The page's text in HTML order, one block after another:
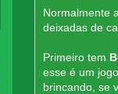
Normalmente
deixadas de
Primeiro tem
esse é um
brincando, se